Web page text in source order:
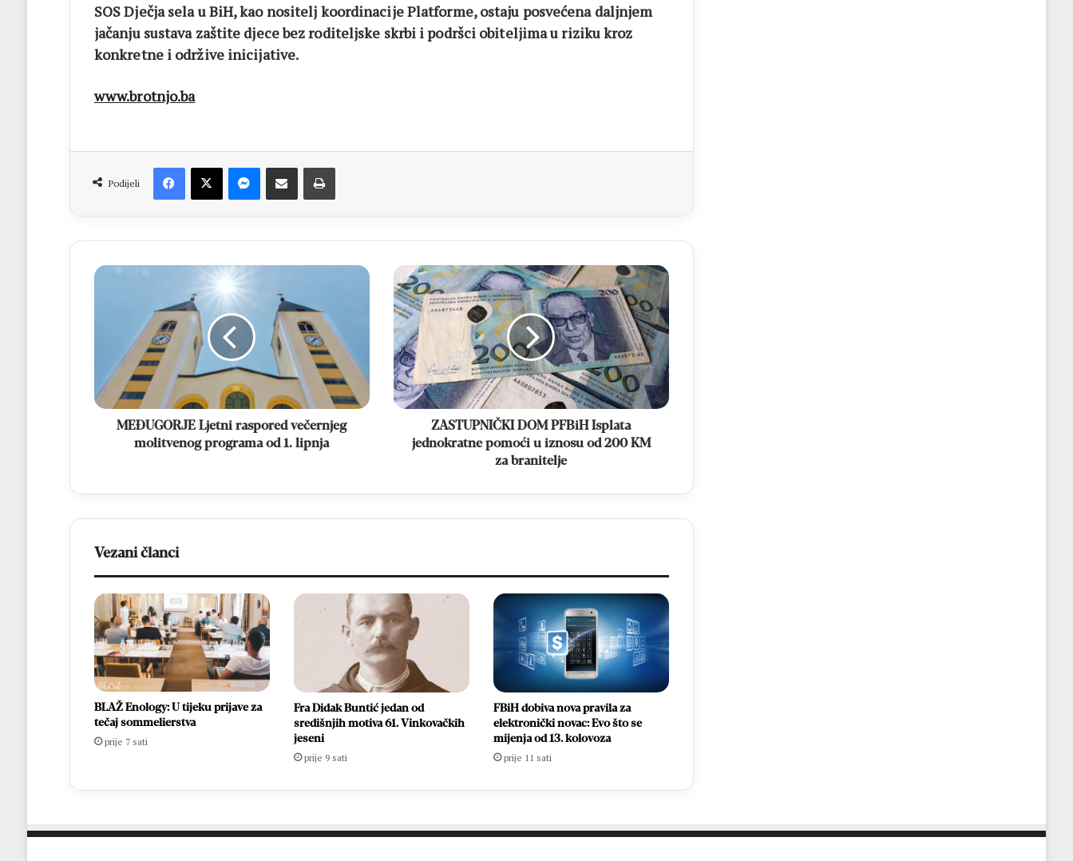
SOS Dječja sela u BiH, kao nositelj koordinacije Platforme, ostaju posvećena daljnjem
jačanju sustava zaštite djece bez roditeljske skrbi i podršci obiteljima u riziku kroz
konkretne i održive inicijative.
www.brotnjo.ba
Podijeli
Facebook
X MessengerDijeli putem Emaila Printaj
MEĐUGORJE
molitvenog
programa
1.
lipnja
MEĐUGORJE Ljetni raspored večernjeg
molitvenog programa od 1. lipnja
ZASTUPNIČKI
DOM
PFBiH
Isplata
jednokratne
pomoći
u
iznosu
od
ZASTUPNIČKI DOM PFBiH Isplata
jednokratne pomoći u iznosu od 200 KM
za branitelje
Vezani članci
BLAŽ Enology: U tijeku prijave za
tečaj sommelierstva
prije 7 sati
Fra Didak Buntić jedan od
središnjih motiva 61. Vinkovačkih
jeseni
prije 9 sati
FBiH dobiva nova pravila za
elektronički novac: Evo što se
mijenja od 13. kolovoza
prije 11 sati